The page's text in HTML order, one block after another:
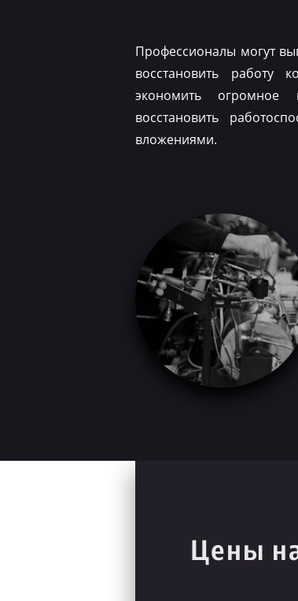
Профессионалы могут
восстановить работу
экономить огромное
восстановить
вложениями.
Цены